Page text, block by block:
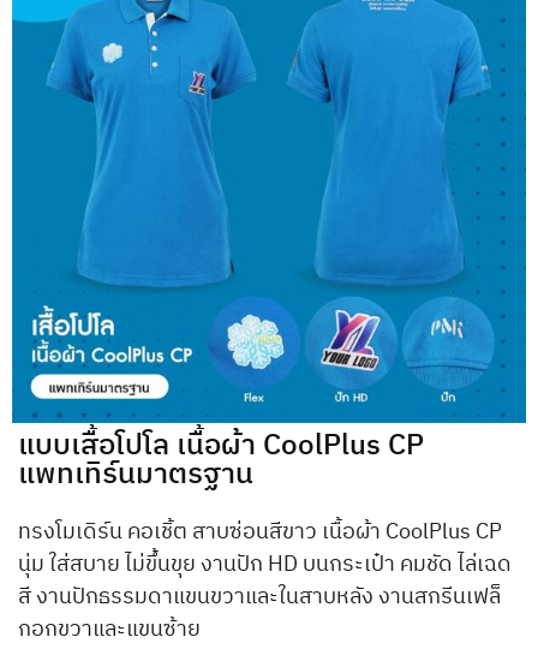
แบบเสื้อโปโล เนื้อผ้า CoolPlus CP
แพทเทิร์นมาตรฐาน
ทรงโมเดิร์น คอเชิ้ต สาบซ่อนสีขาว เนื้อผ้า CoolPlus CP
นุ่ม ใส่สบาย ไม่ขึ้นขุย งานปัก HD บนกระเป๋า คมชัด ไล่เฉด
สี งานปักธรรมดาแขนขวาและในสาบหลัง งานสกรีนเฟล็
กอกขวาและแขนซ้าย